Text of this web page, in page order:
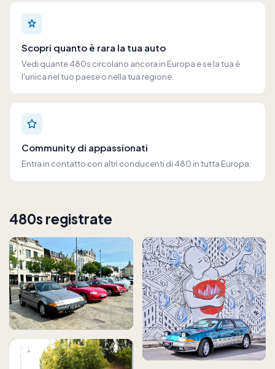
Scopri quanto è rara la tua auto
Vedi quante 480s circolano ancora in Europa e se la tua è
l'unica nel tuo paese o nella tua regione.
Community di appassionati
Entra in contatto con altri conducenti di 480 in tutta Europa.
480s registrate